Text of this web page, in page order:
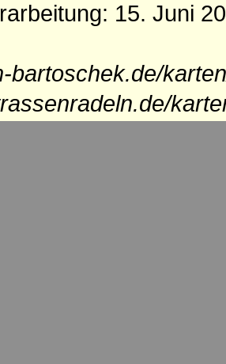
15. Juni
bartoschek.de/